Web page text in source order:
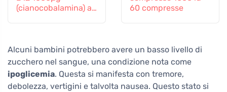
(cianocobalamina) a
60 compresse
Alcuni bambini potrebbero avere un basso livello di
zucchero nel sangue, una condizione nota come
ipoglicemia. Questa si manifesta con tremore,
debolezza, vertigini e talvolta nausea. Questo stato si